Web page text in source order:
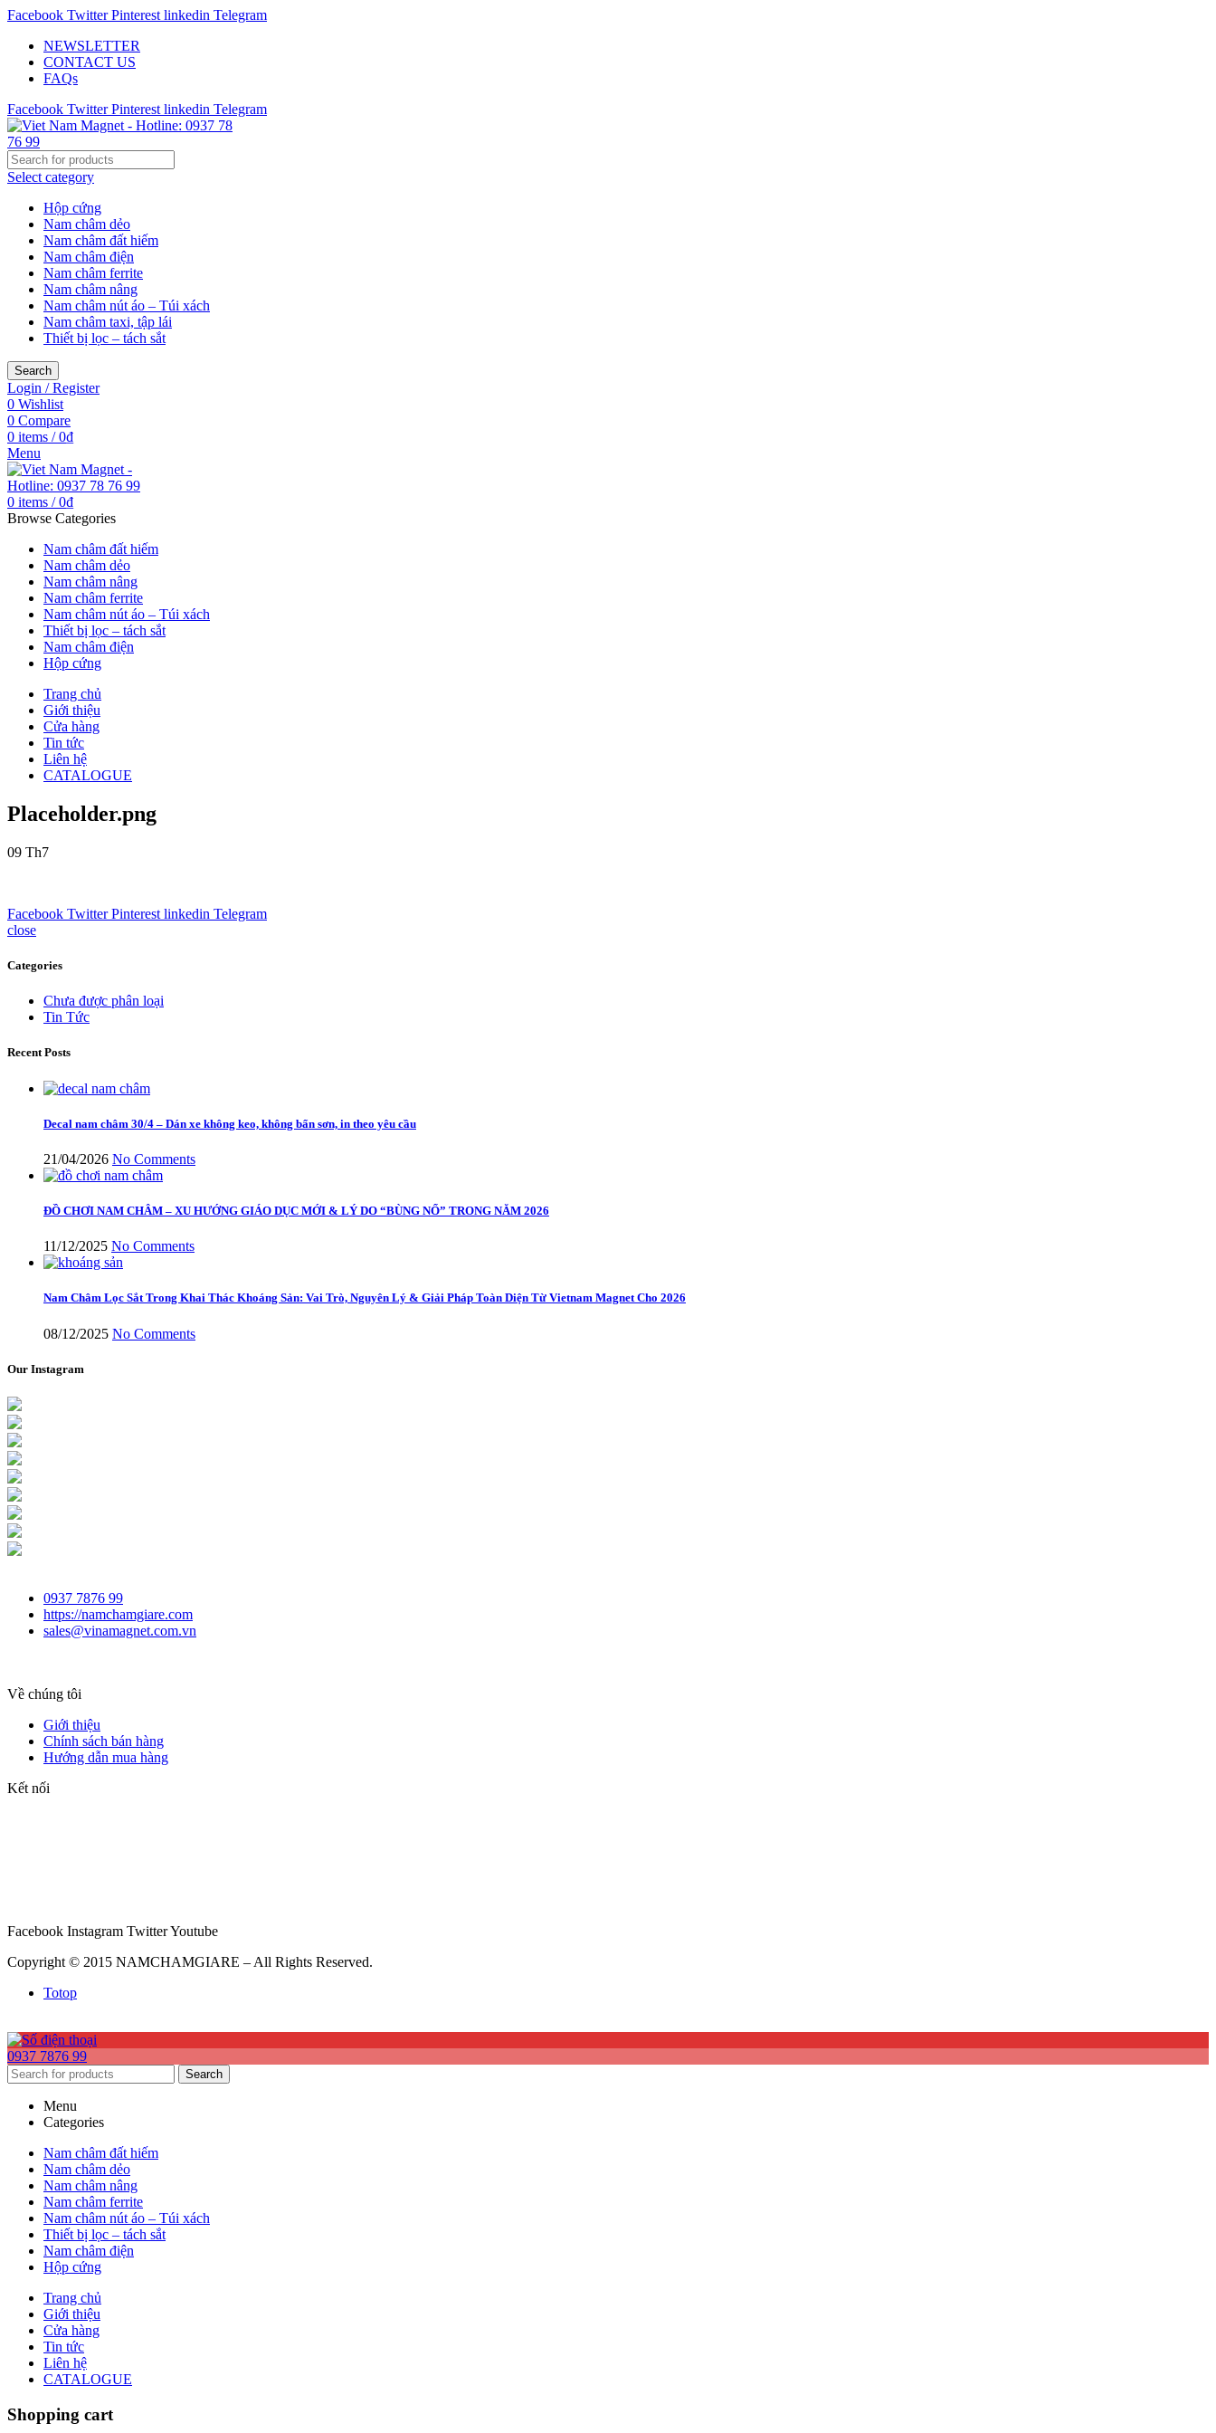
Facebook Twitter Pinterest linkedin Telegram
NEWSLETTER
CONTACT US
FAQs
Facebook Twitter Pinterest linkedin Telegram
Select category
Hộp cứng
Nam châm dẻo
Nam châm đất hiếm
Nam châm điện
Nam châm ferrite
Nam châm nâng
Nam châm nút áo – Túi xách
Nam châm taxi, tập lái
Thiết bị lọc – tách sắt
Search
Login / Register
0 Wishlist
0 Compare
0 items / 0₫
Menu
0 items / 0₫
Browse Categories
Nam châm đất hiếm
Nam châm dẻo
Nam châm nâng
Nam châm ferrite
Nam châm nút áo – Túi xách
Thiết bị lọc – tách sắt
Nam châm điện
Hộp cứng
Trang chủ
Giới thiệu
Cửa hàng
Tin tức
Liên hệ
CATALOGUE
Placeholder.png
09 Th7
Facebook Twitter Pinterest linkedin Telegram
close
Categories
Chưa được phân loại
Tin Tức
Recent Posts
Decal nam châm 30/4 – Dán xe không keo, không bẩn sơn, in theo yêu cầu
21/04/2026 No Comments
ĐỒ CHƠI NAM CHÂM – XU HƯỚNG GIÁO DỤC MỚI & LÝ DO “BÙNG NỔ” TRONG NĂM 2026
11/12/2025 No Comments
Nam Châm Lọc Sắt Trong Khai Thác Khoáng Sản: Vai Trò, Nguyên Lý & Giải Pháp Toàn Diện Từ Vietnam Magnet Cho 2026
08/12/2025 No Comments
Our Instagram
0937 7876 99
https://namchamgiare.com
sales@vinamagnet.com.vn
Về chúng tôi
Giới thiệu
Chính sách bán hàng
Hướng dẫn mua hàng
Kết nối
Facebook Instagram TwitterYoutube
Copyright © 2015 NAMCHAMGIARE – All Rights Reserved.
Totop
0937 7876 99
Search
Menu
Categories
Nam châm đất hiếm
Nam châm dẻo
Nam châm nâng
Nam châm ferrite
Nam châm nút áo – Túi xách
Thiết bị lọc – tách sắt
Nam châm điện
Hộp cứng
Trang chủ
Giới thiệu
Cửa hàng
Tin tức
Liên hệ
CATALOGUE
Shopping cart